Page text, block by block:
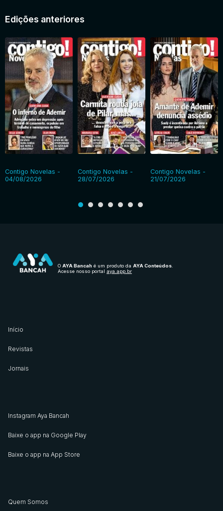
Edições anteriores
Contigo Novelas -
04/08/2026
Contigo Novelas -
28/07/2026
Contigo Novelas -
21/07/2026
O AYA Bancah é um produto da AYA Conteúdos
Acesse nosso portal aya.app.br
Início
Revistas
Jornais
Instagram Aya Bancah
Baixe o app na Google Play
Baixe o app na App Store
Quem Somos